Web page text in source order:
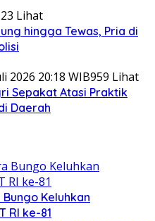
Lihat
hingga Tewas, Pria di
2026 20:18 WIB959 Lihat
Sepakat Atasi Praktik
Daerah
Keluhkan
RI ke-81